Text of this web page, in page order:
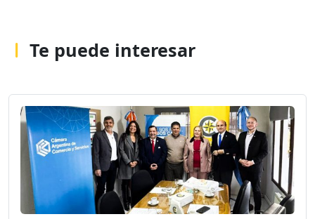
Te puede interesar